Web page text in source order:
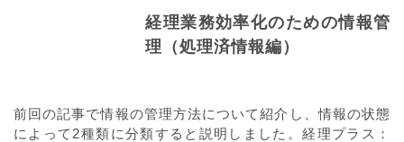
経理業務効率化のための情報管
理（処理済情報編）
前回の記事で情報の管理方法について紹介し、情報の状態
によって2種類に分類すると説明しました。経理プラス：